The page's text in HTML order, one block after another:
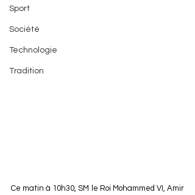
Sport
Société
Technologie
Tradition
Ce matin à 10h30, SM le Roi Mohammed VI, Amir